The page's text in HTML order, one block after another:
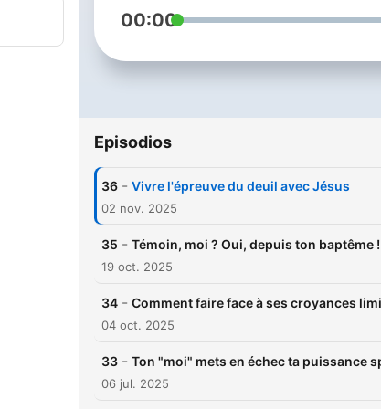
00:00
Episodios
36 - Vivre l'épreuve du deuil avec Jésus
02 nov. 2025
35 - Témoin, moi ? Oui, depuis ton baptême !
19 oct. 2025
34 - Comment faire face à ses croyances
04 oct. 2025
33 - Ton "moi" mets en échec ta puissance
06 jul. 2025